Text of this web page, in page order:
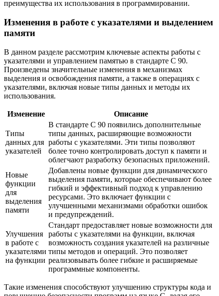
преимущества их использования в программировании.
Изменения в работе с указателями и выделением
памяти
В данном разделе рассмотрим ключевые аспекты работы с
указателями и управлением памятью в стандарте C 90.
Произведены значительные изменения в механизмах
выделения и освобождения памяти, а также в операциях с
указателями, включая новые типы данных и методы их
использования.
Изменение Описание
Типы
данных для
указателей
В стандарте C 90 появились дополнительные
типы данных, расширяющие возможности
работы с указателями. Эти типы позволяют
более точно контролировать доступ к памяти и
облегчают разработку безопасных приложений.
Новые
функции
для
выделения
памяти
Добавлены новые функции для динамического
выделения памяти, которые обеспечивают более
гибкий и эффективный подход к управлению
ресурсами. Это включает функции с
улучшенными механизмами обработки ошибок
и предупреждений.
Улучшения
в работе с
указателями
на функции
Стандарт предоставляет новые возможности для
работы с указателями на функции, включая
возможность создания указателей на различные
типы методов и операций. Это позволяет
реализовывать более гибкие и расширяемые
программные компоненты.
Такие изменения способствуют улучшению структуры кода и